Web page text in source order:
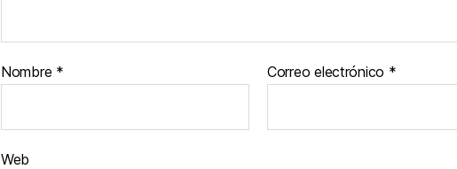
Nombre * Correo electrónico *
Web